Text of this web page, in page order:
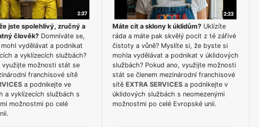
jste spolehlivý, zručný a
člověk?Domníváte se,
vydělávat a podnikat
a vyklízecích službách?
využijte možnosti stát se
franchisové sítě
a podnikejte ve
a vyklízecích službách s
možnostmi po celé
Máte cit a sklony k úklidům?Uklízíte
ráda a máte pak skvělý pocit z té zářivé
čistoty a vůně? Myslíte si, že byste si
mohla vydělávat a podnikat v úklidových
službách? Pokud ano, využijte možnosti
stát se členem mezinárodní franchisové
sítě EXTRA SERVICESa podnikejte v
úklidových službách s neomezenými
možnostmi po celé Evropské unii.